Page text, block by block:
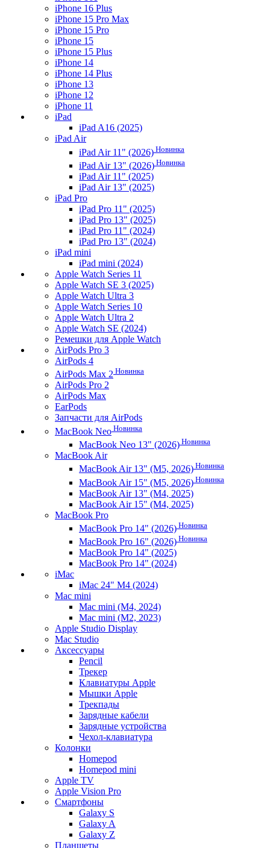
iPhone 16 Plus
iPhone 15 Pro Max
iPhone 15 Pro
iPhone 15
iPhone 15 Plus
iPhone 14
iPhone 14 Plus
iPhone 13
iPhone 12
iPhone 11
iPad
iPad A16 (2025)
iPad Air
iPad Air 11" (2026) Новинка
iPad Air 13" (2026) Новинка
iPad Air 11" (2025)
iPad Air 13" (2025)
iPad Pro
iPad Pro 11" (2025)
iPad Pro 13" (2025)
iPad Pro 11" (2024)
iPad Pro 13" (2024)
iPad mini
iPad mini (2024)
Apple Watch Series 11
Apple Watch SE 3 (2025)
Apple Watch Ultra 3
Apple Watch Series 10
Apple Watch Ultra 2
Apple Watch SE (2024)
Ремешки для Apple Watch
AirPods Pro 3
AirPods 4
AirPods Max 2 Новинка
AirPods Pro 2
AirPods Max
EarPods
Запчасти для AirPods
MacBook Neo Новинка
MacBook Neo 13" (2026) Новинка
MacBook Air
MacBook Air 13" (M5, 2026) Новинка
MacBook Air 15" (M5, 2026) Новинка
MacBook Air 13" (M4, 2025)
MacBook Air 15" (M4, 2025)
MacBook Pro
MacBook Pro 14" (2026) Новинка
MacBook Pro 16" (2026) Новинка
MacBook Pro 14" (2025)
MacBook Pro 14" (2024)
iMac
iMac 24" M4 (2024)
Mac mini
Mac mini (M4, 2024)
Mac mini (M2, 2023)
Apple Studio Display
Mac Studio
Аксессуары
Pencil
Трекер
Клавиатуры Apple
Мышки Apple
Трекпады
Зарядные кабели
Зарядные устройства
Чехол-клавиатура
Колонки
Homepod
Homepod mini
Apple TV
Apple Vision Pro
Смартфоны
Galaxy S
Galaxy A
Galaxy Z
Планшеты